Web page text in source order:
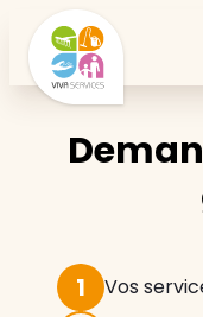
1 Vos